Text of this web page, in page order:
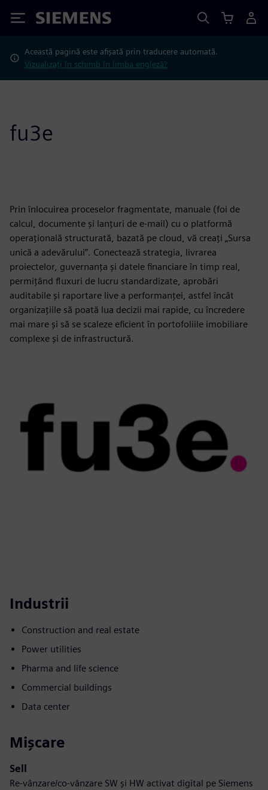
Siemens
Această pagină este afișată prin traducere automată.
Vizualizați în schimb în limba engleză?
fu3e
Prin înlocuirea proceselor fragmentate, manuale (foi de
calcul, documente și lanțuri de e-mail) cu o platformă
operațională structurată, bazată pe cloud, vă creați „Sursa
unică a adevărului”. Conectează strategia, livrarea
proiectelor, guvernanța și datele financiare în timp real,
permițând fluxuri de lucru standardizate, aprobări
auditabile și raportare live a performanței, astfel încât
organizațiile să poată lua decizii mai rapide, cu încredere
mai mare și să se scaleze eficient în portofoliile imobiliare
complexe și de infrastructură.
Industrii
Construction and real estate
Power utilities
Pharma and life science
Commercial buildings
Data center
Mișcare
Sell
Re-vânzare/co-vânzare SW și HW activat digital pe Siemens